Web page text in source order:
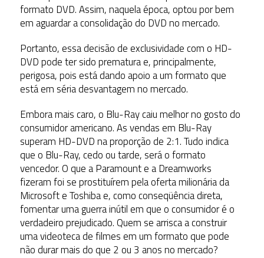
formato DVD. Assim, naquela época, optou por bem
em aguardar a consolidação do DVD no mercado.
Portanto, essa decisão de exclusividade com o HD-
DVD pode ter sido prematura e, principalmente,
perigosa, pois está dando apoio a um formato que
está em séria desvantagem no mercado.
Embora mais caro, o Blu-Ray caiu melhor no gosto do
consumidor americano. As vendas em Blu-Ray
superam HD-DVD na proporção de 2:1. Tudo indica
que o Blu-Ray, cedo ou tarde, será o formato
vencedor. O que a Paramount e a Dreamworks
fizeram foi se prostituírem pela oferta milionária da
Microsoft e Toshiba e, como conseqüência direta,
fomentar uma guerra inútil em que o consumidor é o
verdadeiro prejudicado. Quem se arrisca a construir
uma videoteca de filmes em um formato que pode
não durar mais do que 2 ou 3 anos no mercado?